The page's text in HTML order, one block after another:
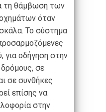
τη θάμβωση των
όταν
Το σύστημα
για οδήγηση στην
σε
σε συνθήκες
επίσης να
στην